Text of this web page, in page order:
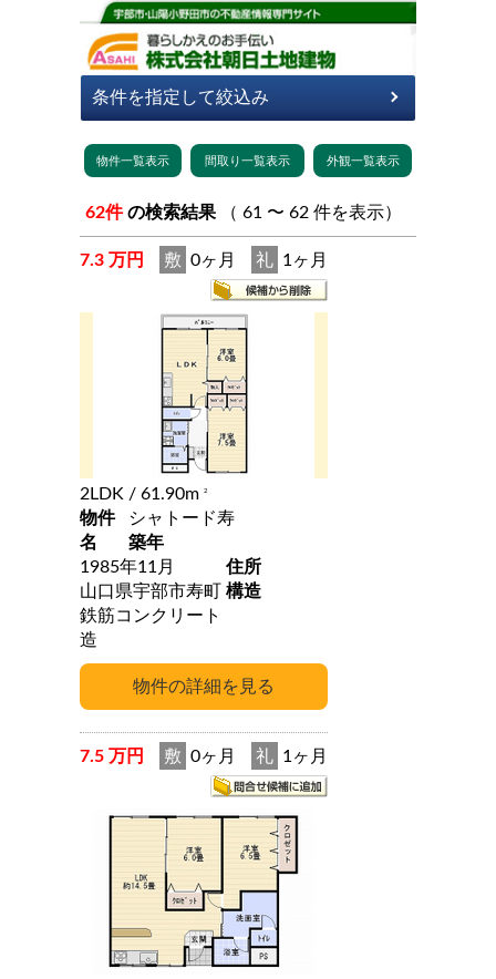
62件 の検索結果 （ 61 〜 62 件を表示）
7.3 万円 敷 0ヶ月 礼 1ヶ月
2LDK / 61.90m 2
物件
名
シャトード寿
築年
1985年11月
住所
山口県宇部市寿町
構造
鉄筋コンクリート
造
7.5 万円 敷 0ヶ月 礼 1ヶ月